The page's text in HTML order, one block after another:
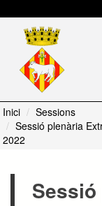
Inici
Sessions
Sessió plenària
2022